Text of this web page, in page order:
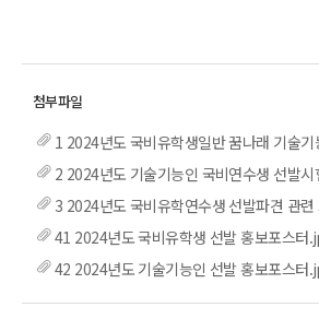
1 2024년도 국비유학생일반 꿈나래 기술
2 2024년도 기술기능인 국비연수생 선발
3 2024년도 국비유학연수생 선발파견 관
41 2024년도 국비유학생 선발 홍보포스터
42 2024년도 기술기능인 선발 홍보포스터